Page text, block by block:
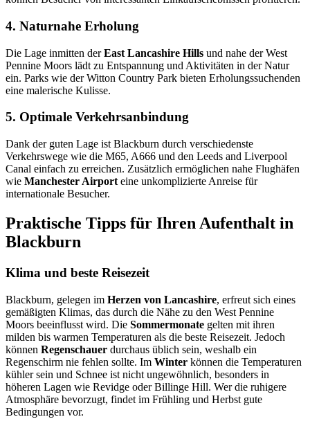
4. Naturnahe Erholung
Die Lage inmitten derEast Lancashire Hills und nahe der West
Pennine Moors lädt zu Entspannung und Aktivitäten in der Natur
ein. Parks wie der Witton Country Park bieten Erholungssuchenden
eine malerische Kulisse.
5. Optimale Verkehrsanbindung
Dank der guten Lage ist Blackburn durch verschiedenste
Verkehrswege wie die M65, A666 und den Leeds and Liverpool
Canal einfach zu erreichen. Zusätzlich ermöglichen nahe Flughäfen
wie Manchester Airport eine unkomplizierte Anreise für
internationale Besucher.
Praktische Tipps für Ihren Aufenthalt in
Blackburn
Klima und beste Reisezeit
Blackburn, gelegen im Herzen von Lancashire, erfreut sich eines
gemäßigten Klimas, das durch die Nähe zu den West Pennine
Moors beeinflusst wird. Die Sommermonate gelten mit ihren
milden bis warmen Temperaturen als die beste Reisezeit. Jedoch
können Regenschauer durchaus üblich sein, weshalb ein
Regenschirm nie fehlen sollte. Im Winter können die Temperaturen
kühler sein und Schnee ist nicht ungewöhnlich, besonders in
höheren Lagen wie Revidge oder Billinge Hill. Wer die ruhigere
Atmosphäre bevorzugt, findet im Frühling und Herbst gute
Bedingungen vor.